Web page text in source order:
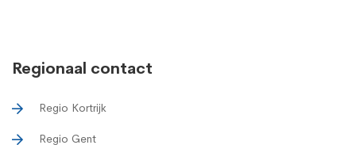
Regionaal contact
Regio Kortrijk
Regio Gent